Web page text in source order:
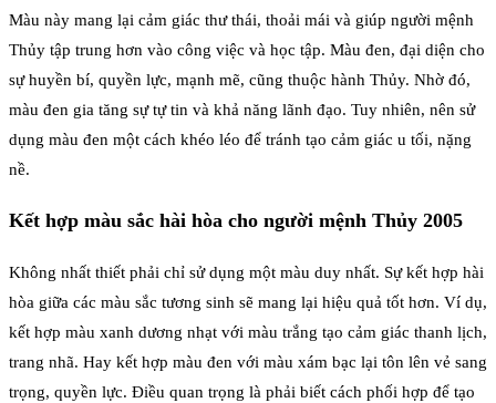
Màu này mang lại cảm giác thư thái, thoải mái và giúp người mệnh
Thủy tập trung hơn vào công việc và học tập. Màu đen, đại diện cho
sự huyền bí, quyền lực, mạnh mẽ, cũng thuộc hành Thủy. Nhờ đó,
màu đen gia tăng sự tự tin và khả năng lãnh đạo. Tuy nhiên, nên sử
dụng màu đen một cách khéo léo để tránh tạo cảm giác u tối, nặng
nề.
Kết hợp màu sắc hài hòa cho người mệnh Thủy 2005
Không nhất thiết phải chỉ sử dụng một màu duy nhất. Sự kết hợp hài
hòa giữa các màu sắc tương sinh sẽ mang lại hiệu quả tốt hơn. Ví dụ,
kết hợp màu xanh dương nhạt với màu trắng tạo cảm giác thanh lịch,
trang nhã. Hay kết hợp màu đen với màu xám bạc lại tôn lên vẻ sang
trọng, quyền lực. Điều quan trọng là phải biết cách phối hợp để tạo